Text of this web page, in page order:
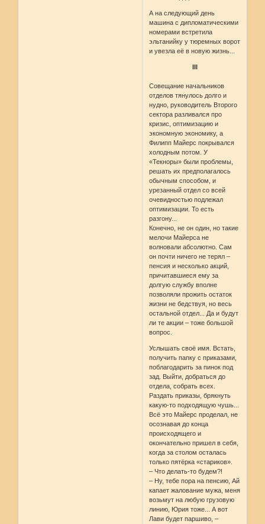
А на следующий день
машина с дипломатическими
номерами встретила
эльтанийку у тюремных ворот
и увезла её в новую жизнь...
Совещание начальников
отделов тянулось долго и
нудно, руководитель Второго
сектора разливался про
кризис, оптимизацию и
экономную экономику, а
Филипп Майерс покрывался
холодным потом. У
«Текноры» были проблемы,
решать их предполагалось
обычным способом, и
урезанный отдел со всей
очевидностью подлежал
оптимизации. То есть
разгону...
Конечно, не он один, но такие
мелочи Майерса не
волновали абсолютно. Сам
он почти ничего не терял –
пенсия и несколько акций,
причитавшиеся ему за
долгую службу вполне
позволяли прожить остаток
жизни не бедствуя, но весь
остальной отдел... Да и будут
ли те акции – тоже большой
вопрос.
Услышать своё имя. Встать,
получить папку с приказами,
поблагодарить за пинок под
зад. Выйти, добраться до
отдела, собрать всех.
Раздать приказы, брякнуть
какую-то подходящую чушь...
Всё это Майерс проделал, не
осознавая до конца
происходящего и
окончательно пришел в себя,
когда за столом осталась
только пятёрка «стариков».
– Что делать-то будем?!
– Ну, тебе пора на пенсию, Ай
капает жалование мужа, меня
возьмут на любую грузовую
линию, Юрия тоже... А вот
Лави будет паршиво, –